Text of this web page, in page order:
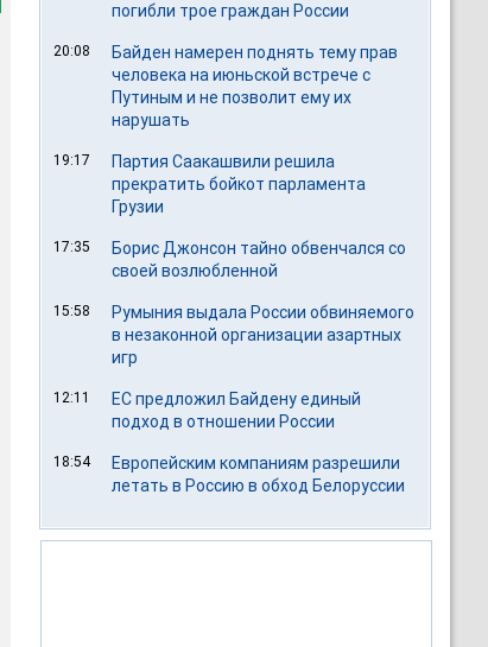
погибли трое граждан России
20:08
Байден намерен поднять тему прав
человека на июньской встрече с
Путиным и не позволит ему их
нарушать
19:17
Партия Саакашвили решила
прекратить бойкот парламента
Грузии
17:35
Борис Джонсон тайно обвенчался со
своей возлюбленной
15:58
Румыния выдала России обвиняемого
в незаконной организации азартных
игр
12:11
ЕС предложил Байдену единый
подход в отношении России
18:54
Европейским компаниям разрешили
летать в Россию в обход Белоруссии